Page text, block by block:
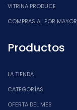
VITRINA PRODUCE
COMPRAS AL POR MAYOR
Productos
LA TIENDA
CATEGORÍAS
OFERTA DEL MES